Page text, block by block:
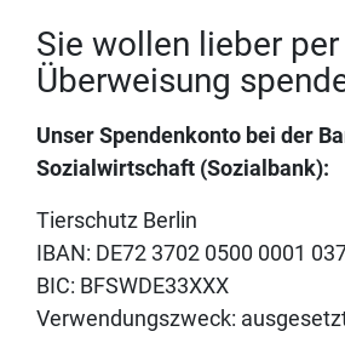
Sie wollen lieber per
Überweisung
Unser Spendenkonto bei der
Sozialwirtschaft (Sozialbank):
Tierschutz Berlin
IBAN: DE72 3702 0500 0001
BIC: BFSWDE33XXX
Verwendungszweck: